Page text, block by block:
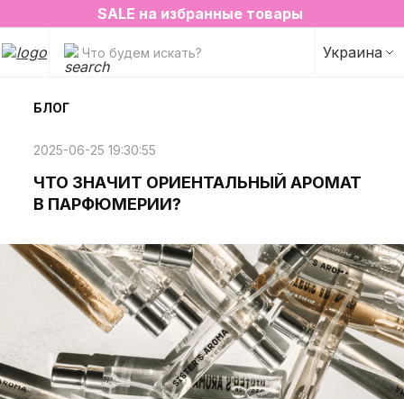
2=3 на любимые ароматы для дома✨
SALE на избранные товары
Что будем искать? Украина
БЛОГ
2025-06-25 19:30:55
ЧТО ЗНАЧИТ ОРИЕНТАЛЬНЫЙ АРОМАТ
В ПАРФЮМЕРИИ?